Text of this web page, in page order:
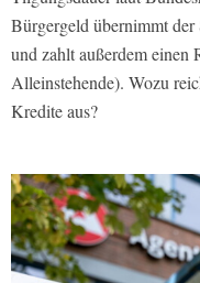
Bürgergeld übernimmt der
und zahlt außerdem einen
Alleinstehende). Wozu
Kredite aus?